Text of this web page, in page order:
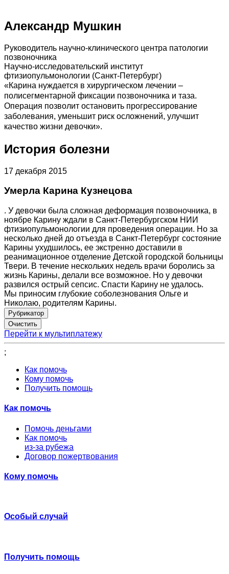
Александр Мушкин
Руководитель научно-клинического центра патологии
позвоночника
Научно-исследовательский институт
фтизиопульмонологии (Санкт-Петербург)
«Карина нуждается в хирургическом лечении –
полисегментарной фиксации позвоночника и таза.
Операция позволит остановить прогрессирование
заболевания, уменьшит риск осложнений, улучшит
качество жизни девочки».
История болезни
17 декабря 2015
Умерла Карина Кузнецова
. У девочки была сложная деформация позвоночника, в
ноябре Карину ждали в Санкт-Петербургском НИИ
фтизиопульмонологии для проведения операции. Но за
несколько дней до отъезда в Санкт-Петербург состояние
Карины ухудшилось, ее экстренно доставили в
реанимационное отделение Детской городской больницы
Твери. В течение нескольких недель врачи боролись за
жизнь Карины, делали все возможное. Но у девочки
развился острый сепсис. Спасти Карину не удалось.
Мы приносим глубокие соболезнования Ольге и
Николаю, родителям Карины.
Рубрикатор
Перейти к мультиплатежу
;
Как помочь
Кому помочь
Получить помощь
Как помочь
Помочь деньгами
Как помочь
из-за рубежа
Договор пожертвования
Кому помочь
Особый случай
Получить помощь